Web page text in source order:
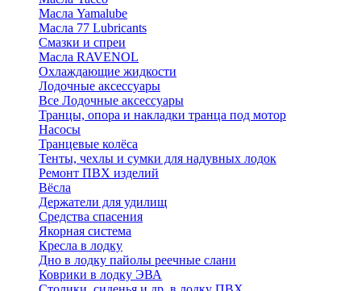
Масла Yamalube
Масла 77 Lubricants
Смазки и спреи
Масла RAVENOL
Охлаждающие жидкости
Лодочные аксессуары
Все Лодочные аксессуары
Транцы, опора и накладки транца под мотор
Насосы
Транцевые колёса
Тенты, чехлы и сумки для надувных лодок
Ремонт ПВХ изделий
Вёсла
Держатели для удилищ
Средства спасения
Якорная система
Кресла в лодку
Дно в лодку пайолы реечные слани
Коврики в лодку ЭВА